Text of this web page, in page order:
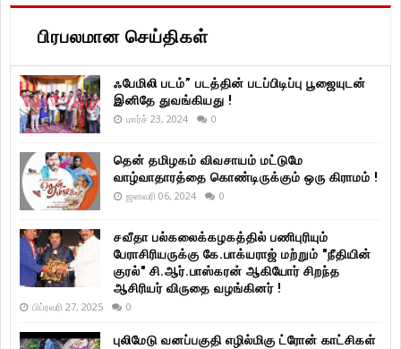
பிரபலமான செய்திகள்
ஃபேமிலி படம்” படத்தின் படப்பிடிப்பு பூஜையுடன்
இனிதே துவங்கியது !
மார்ச் 23, 2024 0
தென் தமிழகம் விவசாயம் மட்டுமே
வாழ்வாதாரத்தை கொண்டிருக்கும் ஒரு கிராமம் !
ஜனவரி 06, 2024 0
சவீதா பல்கலைக்கழகத்தில் பணிபுரியும்
பேராசிரியருக்கு கே.பாக்யராஜ் மற்றும் "நீதியின்
குரல்" சி.ஆர்.பாஸ்கரன் ஆகியோர் சிறந்த
ஆசிரியர் விருதை வழங்கினர் !
பிப்ரவரி 27, 2025 0
புலிமேடு வனப்பகுதி எழில்மிகு ட்ரோன் காட்சிகள்